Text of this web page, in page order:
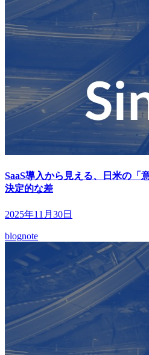
SaaS導入から見える、日米の「
決定的な差
2025年11月30日
blognote